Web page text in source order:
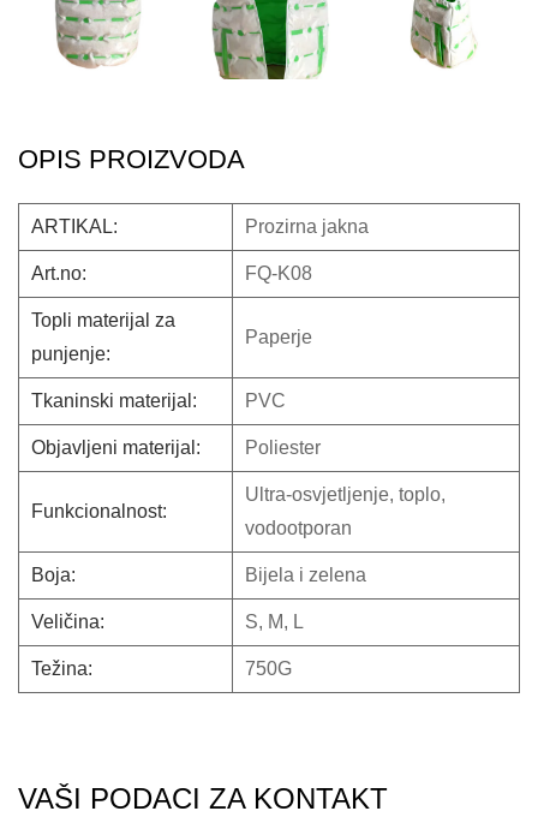
OPIS PROIZVODA
ARTIKAL: Prozirna jakna
Art.no: FQ-K08
Topli materijal za
punjenje:
Paperje
Tkaninski materijal: PVC
Objavljeni materijal: Poliester
Funkcionalnost:
Ultra-osvjetljenje, toplo,
vodootporan
Boja: Bijela i zelena
Veličina: S, M, L
Težina: 750G
VAŠI PODACI ZA KONTAKT